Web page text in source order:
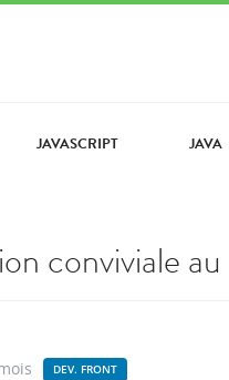
JAVASCRIPT JAVA
conviviale
DEV. FRONT